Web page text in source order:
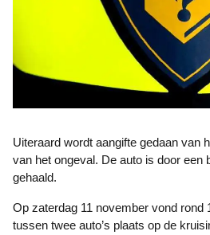
Uiteraard wordt aangifte gedaan van het verlaten van de plaats
van het ongeval. De auto is door een
gehaald.
Op zaterdag 11 november vond rond 16.00 uur een aanrijding
tussen twee auto’s plaats op de